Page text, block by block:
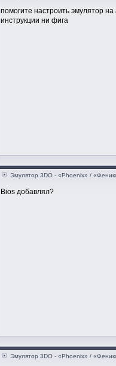
помогите настроить эмулятор
инструкции ни фига
Эмулятор 3DO - «Phoenix» /
Bios добавлял?
Эмулятор 3DO - «Phoenix» /